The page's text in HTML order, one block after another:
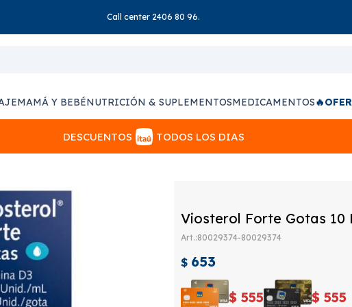
Call center 2406 80 96.
MAMÁ Y BEBÉNUTRICIÓN & SUPLEMENTOSMEDICAMENTOS
DESCUENTOS TODOS LOS DIAS
Viosterol Forte Gotas 10
80029374-80029374
$ 653
$ 555 $ 555